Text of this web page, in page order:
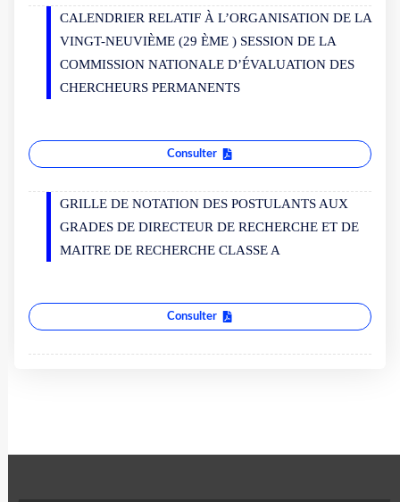
CALENDRIER RELATIF À L’ORGANISATION DE LA
VINGT-NEUVIÈME (29 ÈME ) SESSION DE LA
COMMISSION NATIONALE D’ÉVALUATION DES
CHERCHEURS PERMANENTS
Consulter
GRILLE DE NOTATION DES POSTULANTS AUX
GRADES DE DIRECTEUR DE RECHERCHE ET DE
MAITRE DE RECHERCHE CLASSE A
Consulter